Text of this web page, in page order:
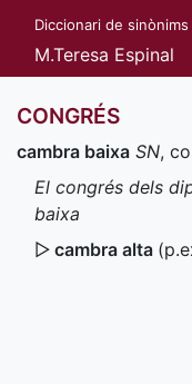
Diccionari de
M.Teresa Espinal
CONGRÉS
cambra baixa SN,
El congrés dels
baixa
▷ cambra alta (